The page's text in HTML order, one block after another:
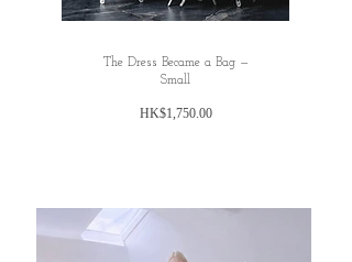
The Dress Became a Bag —
Small
HK$1,750.00Price